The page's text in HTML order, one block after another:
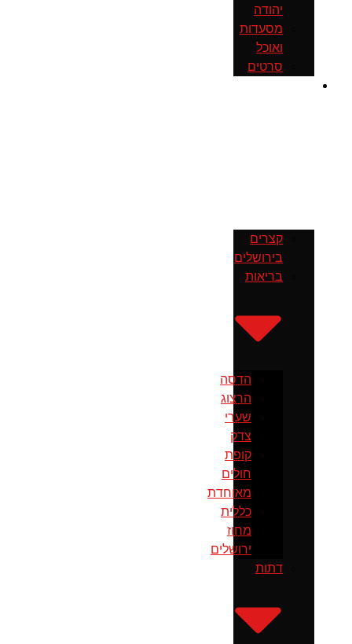
יהודה
מסעדות
ואוכל
סרטים
קצרים
בירושלים
בריאות
הדסה
הרצוג
שערי
צדק
קופת
חולים
מאוחדת
כללית
מחוז
ירושלים
דתות